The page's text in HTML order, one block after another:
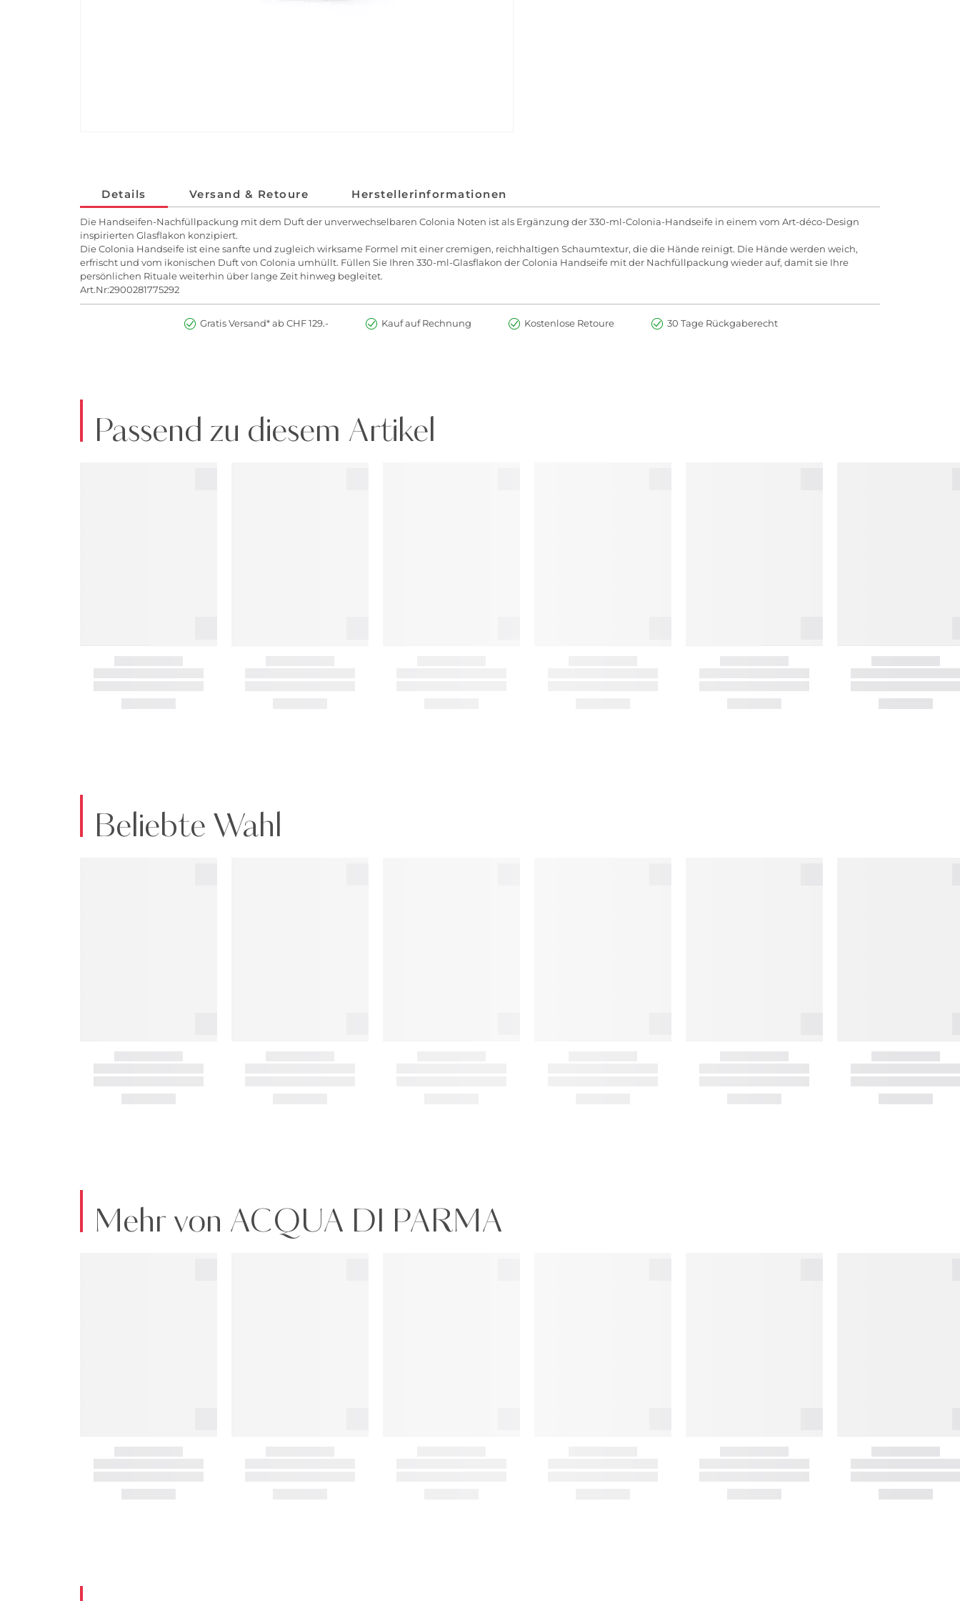
Details Versand & Retoure Herstellerinformationen
Die Handseifen-Nachfüllpackung mit dem Duft der unverwechselbaren Colonia Noten ist als Ergänzung der 330-ml-Colonia-Handseife in einem vom Art-déco-Design
inspirierten Glasflakon konzipiert.
Die Colonia Handseife ist eine sanfte und zugleich wirksame Formel mit einer cremigen, reichhaltigen Schaumtextur, die die Hände reinigt. Die Hände werden weich,
erfrischt und vom ikonischen Duft von Colonia umhüllt. Füllen Sie Ihren 330-ml-Glasflakon der Colonia Handseife mit der Nachfüllpackung wieder auf, damit sie Ihre
persönlichen Rituale weiterhin über lange Zeit hinweg begleitet.
Art.Nr:2900281775292
Gratis Versand* ab CHF 129.- Kauf auf Rechnung Kostenlose Retoure 30 Tage Rückgaberecht
Passend zu diesem Artikel
Beliebte Wahl
Mehr von ACQUA DI PARMA